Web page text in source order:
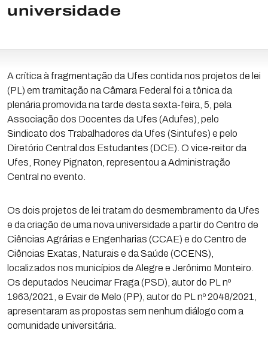
universidade
A crítica à fragmentação da Ufes contida nos projetos de lei
(PL) em tramitação na Câmara Federal foi a tônica da
plenária promovida na tarde desta sexta-feira, 5, pela
Associação dos Docentes da Ufes (Adufes), pelo
Sindicato dos Trabalhadores da Ufes (Sintufes) e pelo
Diretório Central dos Estudantes (DCE). O vice-reitor da
Ufes, Roney Pignaton, representou a Administração
Central no evento.
Os dois projetos de lei tratam do desmembramento da Ufes
e da criação de uma nova universidade a partir do Centro de
Ciências Agrárias e Engenharias (CCAE) e do Centro de
Ciências Exatas, Naturais e da Saúde (CCENS),
localizados nos municípios de Alegre e Jerônimo Monteiro.
Os deputados Neucimar Fraga (PSD), autor do PL nº
1963/2021, e Evair de Melo (PP), autor do PL nº 2048/2021,
apresentaram as propostas sem nenhum diálogo com a
comunidade universitária.